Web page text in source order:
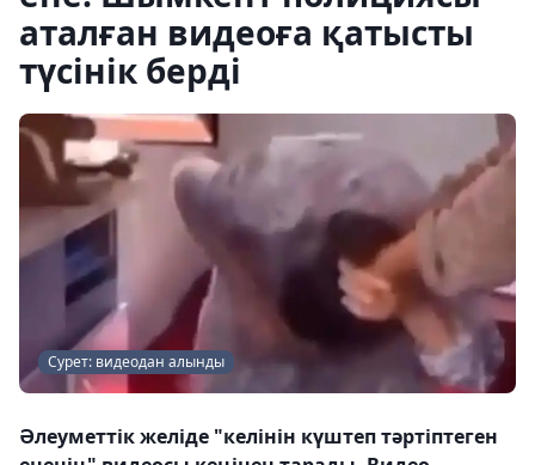
аталған видеоға қатысты
түсінік берді
Сурет: видеодан алынды
Әлеуметтік желіде "келінін күштеп тәртіптеген